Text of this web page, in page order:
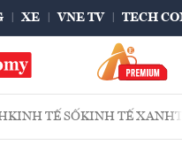
XE VNE TV TECH
KINH TẾ SỐKINH TẾ XANH